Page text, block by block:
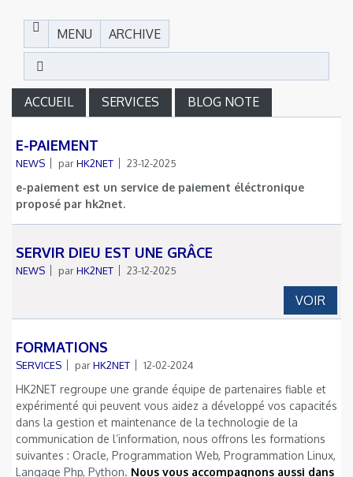
MENU ARCHIVE
ACCUEIL SERVICES BLOG NOTE
E-PAIEMENT
NEWS parHK2NET 23-12-2025
e-paiement est un service de paiement éléctronique
proposé par hk2net.
SERVIR DIEU EST UNE GRÂCE
NEWS parHK2NET 23-12-2025
VOIR
FORMATIONS
SERVICES parHK2NET 12-02-2024
HK2NET regroupe une grande équipe de partenaires fiable et
expérimenté qui peuvent vous aidez a développé vos capacités
dans la gestion et maintenance de la technologie de la
communication de l’information, nous offrons les formations
suivantes : Oracle, Programmation Web, Programmation Linux,
Langage Php, Python. Nous vous accompagnons aussi dans